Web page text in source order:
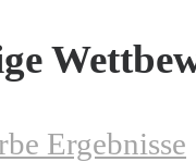
Ergebnisse